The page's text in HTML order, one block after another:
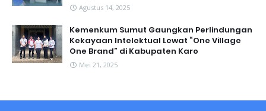
Agustus 14, 2025
Kemenkum Sumut Gaungkan Perlindungan
Kekayaan Intelektual Lewat “One Village
One Brand” di Kabupaten Karo
Mei 21, 2025